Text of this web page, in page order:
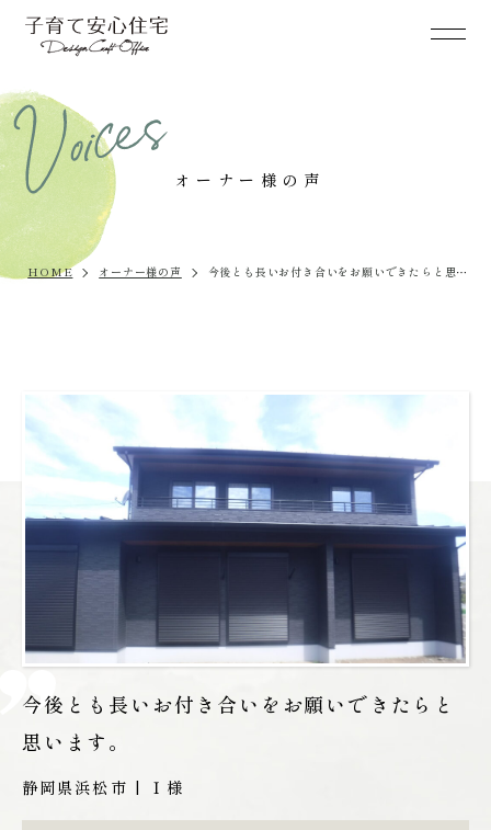
オーナー様の声
HOME オーナー様の声
今後とも長いお付き合いをお願いできたらと思いま
今後とも長いお付き合いをお願いできたらと
思います。
静岡県浜松市 | Ｉ様